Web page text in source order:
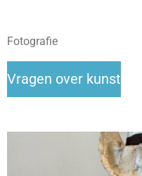
Fotografie
Vragen over kunst